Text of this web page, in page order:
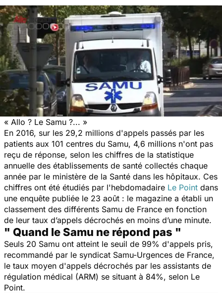
« Allo ? Le Samu ?... »
En 2016, sur les 29,2 millions d'appels passés par les
patients aux 101 centres du Samu, 4,6 millions n'ont pas
reçu de réponse, selon les chiffres de la statistique
annuelle des établissements de santé collectés chaque
année par le ministère de la Santé dans les hôpitaux. Ces
chiffres ont été étudiés par l'hebdomadaire Le Point dans
une enquête publiée le 23 août : le magazine a établi un
classement des différents Samu de France en fonction
de leur taux d’appels décrochés en moins d’une minute.
" Quand le Samu ne répond pas "
Seuls 20 Samu ont atteint le seuil de 99% d'appels pris,
recommandé par le syndicat Samu-Urgences de France,
le taux moyen d'appels décrochés par les assistants de
régulation médical (ARM) se situant à 84%, selon Le
Point.